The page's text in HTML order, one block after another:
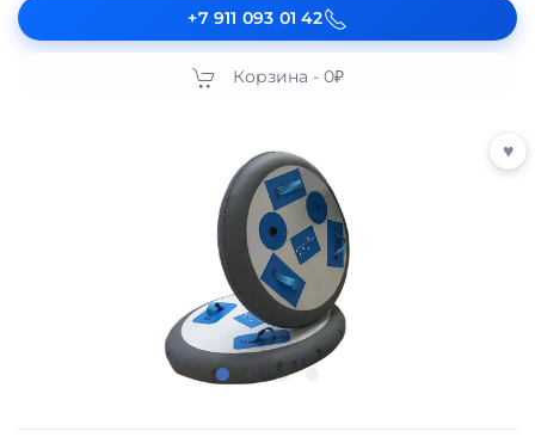
+7 911 093 01 42
Корзина - 0₽
♥